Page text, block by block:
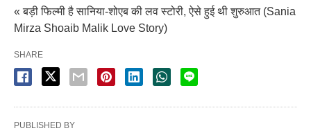
« बड़ी फिल्मी है सानिया-शोएब की लव स्टोरी, ऐसे हुई थी शुरुआत (Sania
Mirza Shoaib Malik Love Story)
SHARE
PUBLISHED BY